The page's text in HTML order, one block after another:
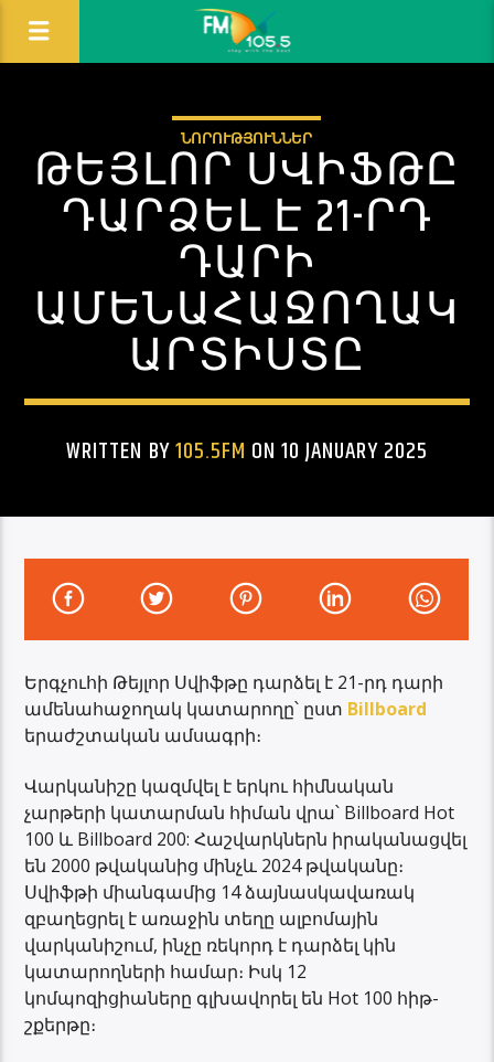
ՆՈՐՈՒԹՅՈՒՆՆԵՐ
ԹԵՅԼՈՐ ՍՎԻՖԹԸ
ԴԱՐՁԵԼ Է 21-ՐԴ
ԴԱՐԻ
ԱՄԵՆԱՀԱՋՈՂԱԿ
ԱՐՏԻՍՏԸ
WRITTEN BY105.5FM ON 10 JANUARY 2025
Երգչուհի Թեյլոր Սվիֆթը դարձել է 21-րդ դարի
ամենահաջողակ կատարողը՝ ըստ Billboard
երաժշտական ​​ամսագրի։
Վարկանիշը կազմվել է երկու հիմնական
չարթերի կատարման հիման վրա՝ Billboard Hot
100 և Billboard 200: Հաշվարկներն իրականացվել
են 2000 թվականից մինչև 2024 թվականը։
Սվիֆթի միանգամից 14 ձայնասկավառակ
զբաղեցրել է առաջին տեղը ալբոմային
վարկանիշում, ինչը ռեկորդ է դարձել կին
կատարողների համար։ Իսկ 12
կոմպոզիցիաները գլխավորել են Hot 100 հիթ-
շքերթը։